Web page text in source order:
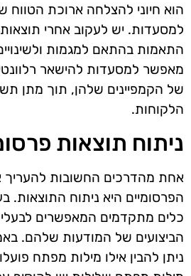
הוא חיוני להצלחה ארוכת הטווח
למסעדות. יש לעקוב אחרי
התאמות בהתאם למגמות
מאפשר למסעדות להישאר
של הקמפיינים שלהן, תוך מתן
הלקוחות.
ניתוח תוצאות
אחת מהדרכים החשובות להעריך
הפרסומיים היא ניתוח התוצאות.
כלים מתקדמים המאפשרים
הביצועים של המודעות שלהם.
ניתן להבין אילו מילות מפתח